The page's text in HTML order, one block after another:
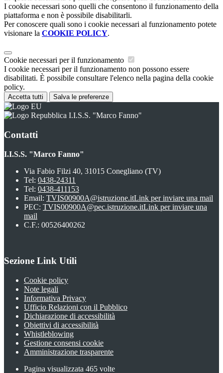
I cookie necessari sono quelli che consentono il funzionamento della
piattaforma e non è possibile disabilitarli.
Per conoscere quali sono i cookie necessari al funzionamento potete
visionare la COOKIE POLICY.
Cookie necessari per il funzionamento
I cookie necessari per il funzionamento non possono essere
disabilitati. È possibile consultare l'elenco nella pagina della cookie
policy.
Accetta tutti Salva le preferenze
I.I.S.S. "Marco Fanno"
Contatti
I.I.S.S. "Marco Fanno"
Via Fabio Filzi 40, 31015 Conegliano (TV)
Tel: 0438-24311
Tel: 0438-411153
Email: TVIS00900A@istruzione.itLink per inviare una mail
PEC: TVIS00900A@pec.istruzione.itLink per inviare una
mail
C.F.: 00526400262
Sezione Link Utili
Cookie policy
Note legali
Informativa Privacy
Ufficio Relazioni con il Pubblico
Dichiarazione di accessibilità
Obiettivi di accessibilità
Whistleblowing
Gestione consensi cookie
Amministrazione trasparente
Pagina visualizzata 465 volte